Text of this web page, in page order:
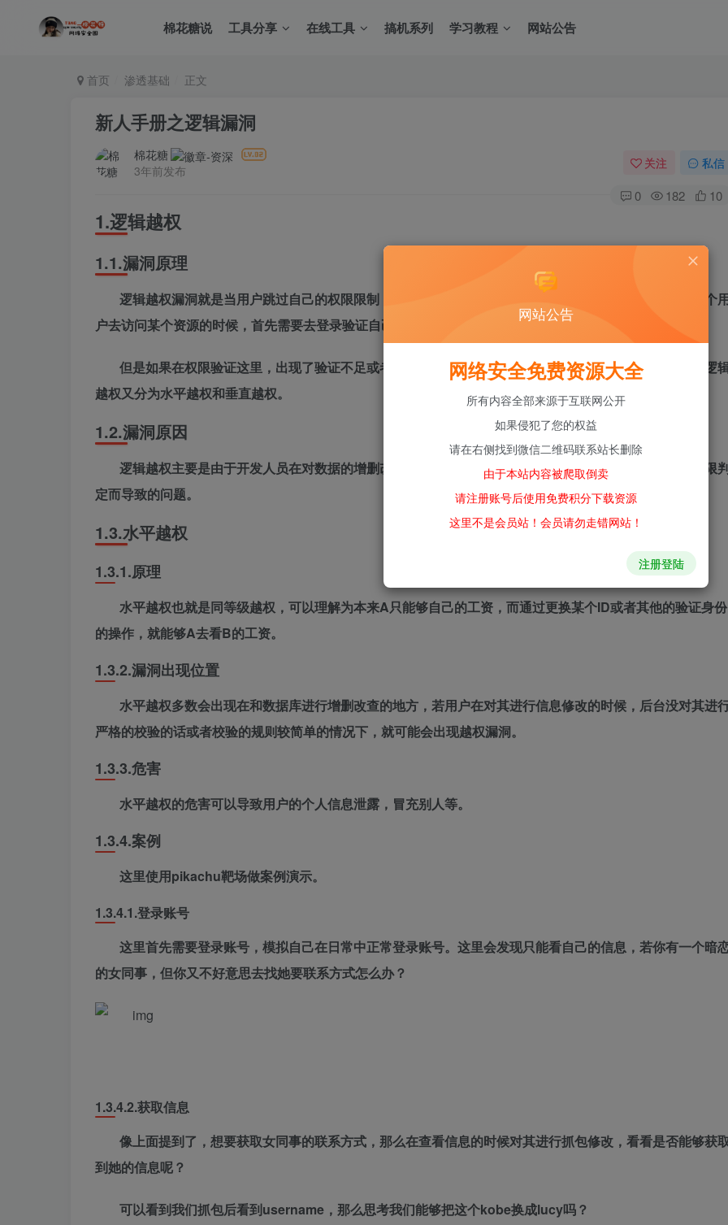
棉花糖说 工具分享 在线工具 搞机系列 学习教程 网站公告
首页 渗透基础 正文
新人手册之逻辑漏洞
棉花糖
3年前发布
关注 私信
0 182 10
1.逻辑越权
1.1.漏洞原理
逻辑越权漏洞就是当用户跳过自己的权限限制，去操作同等级用户或者上级用户。正常的情况下，当一个
户去访问某个资源的时候，首先需要去登录验证自己的权限，其次是对数据的查询，最后返回数据内容。
但是如果在权限验证这里，出现了验证不足或者根本就没有验证，那么就会导致越权漏洞的出现。并且逻
越权又分为水平越权和垂直越权。
1.2.漏洞原因
逻辑越权主要是由于开发人员在对数据的增删改查的对人员客户端的请求数据过分相信，未对其进行权限
定而导致的问题。
1.3.水平越权
1.3.1.原理
水平越权也就是同等级越权，可以理解为本来A只能够自己的工资，而通过更换某个ID或者其他的验证身份
的操作，就能够A去看B的工资。
1.3.2.漏洞出现位置
水平越权多数会出现在和数据库进行增删改查的地方，若用户在对其进行信息修改的时候，后台没对其进
严格的校验的话或者校验的规则较简单的情况下，就可能会出现越权漏洞。
1.3.3.危害
水平越权的危害可以导致用户的个人信息泄露，冒充别人等。
1.3.4.案例
这里使用pikachu靶场做案例演示。
1.3.4.1.登录账号
这里首先需要登录账号，模拟自己在日常中正常登录账号。这里会发现只能看自己的信息，若你有一个暗
的女同事，但你又不好意思去找她要联系方式怎么办？
1.3.4.2.获取信息
像上面提到了，想要获取女同事的联系方式，那么在查看信息的时候对其进行抓包修改，看看是否能够获
到她的信息呢？
可以看到我们抓包后看到username，那么思考我们能够把这个kobe换成lucy吗？
网站公告
网络安全免费资源大全
所有内容全部来源于互联网公开
如果侵犯了您的权益
请在右侧找到微信二维码联系站长删除
由于本站内容被爬取倒卖
请注册账号后使用免费积分下载资源
这里不是会员站！会员请勿走错网站！
注册登陆